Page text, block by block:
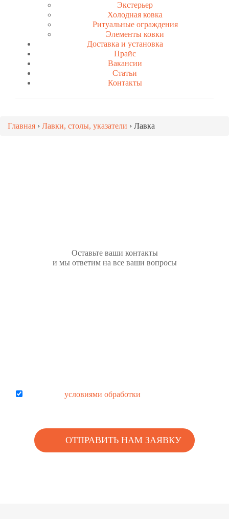
Экстерьер
Холодная ковка
Ритуальные ограждения
Элементы ковки
Доставка и установка
Прайс
Вакансии
Статьи
Контакты
Главная › Лавки, столы, указатели › Лавка
Оставьте ваши контакты
и мы ответим на все ваши вопросы
условиями обработки